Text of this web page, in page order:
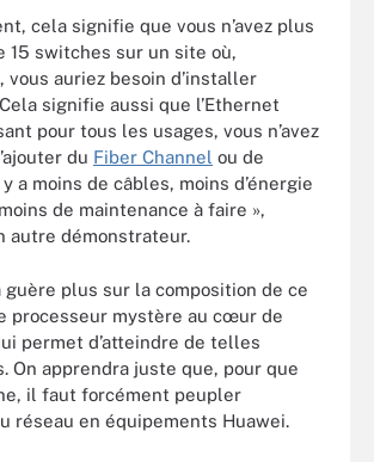
cela signifie que vous n’avez plus
15 switches sur un site où,
vous auriez besoin d’installer
signifie aussi que l’Ethernet
pour tous les usages, vous n’avez
du Fiber Channel ou de
y a moins de câbles, moins d’énergie
de maintenance à faire »,
autre démonstrateur.
guère plus sur la composition de ce
processeur mystère au cœur de
permet d’atteindre de telles
On apprendra juste que, pour que
il faut forcément peupler
réseau en équipements Huawei.